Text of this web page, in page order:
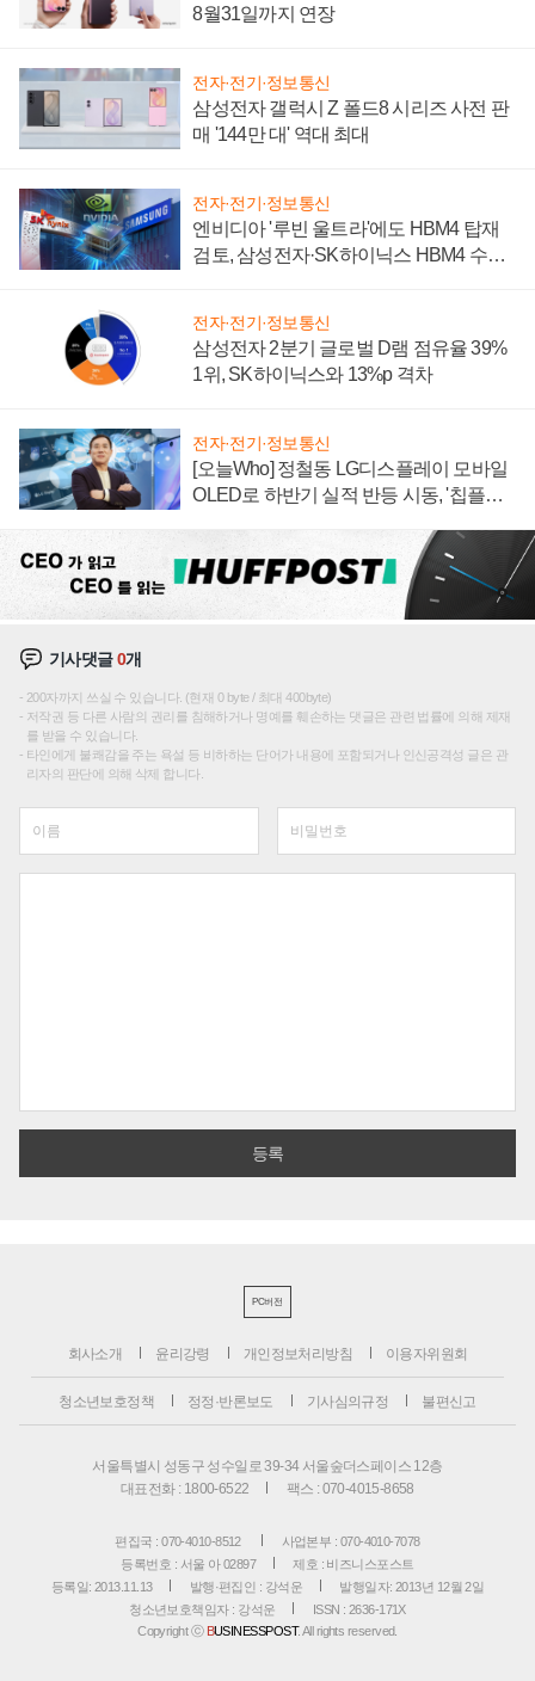
8월31일까지 연장
전자·전기·정보통신
삼성전자 갤럭시 Z 폴드8 시리즈 사전 판
매 '144만 대' 역대 최대
전자·전기·정보통신
엔비디아 '루빈 울트라'에도 HBM4 탑재
검토, 삼성전자·SK하이닉스 HBM4 수율
전자·전기·정보통신
삼성전자 2분기 글로벌 D램 점유율 39%
1위, SK하이닉스와 13%p 격차
전자·전기·정보통신
[오늘Who] 정철동 LG디스플레이 모바일
OLED로 하반기 실적 반등 시동, '칩플레
기사댓글0개
200자까지 쓰실 수 있습니다. (현재 0 byte / 최대 400byte)
저작권 등 다른 사람의 권리를 침해하거나 명예를 훼손하는 댓글은 관련 법률에 의해 제재
를 받을 수 있습니다.
타인에게 불쾌감을 주는 욕설 등 비하하는 단어가 내용에 포함되거나 인신공격성 글은 관
리자의 판단에 의해 삭제 합니다.
PC버전
회사소개 윤리강령 개인정보처리방침 이용자위원회
청소년보호정책 정정·반론보도 기사심의규정 불편신고
서울특별시 성동구 성수일로 39-34 서울숲더스페이스 12층
대표전화 : 1800-6522
팩스 : 070-4015-8658
편집국 : 070-4010-8512
사업본부 : 070-4010-7078
등록번호 : 서울 아 02897
제호 : 비즈니스포스트
등록일: 2013.11.13
발행·편집인 : 강석운
발행일자: 2013년 12월 2일
청소년보호책임자 : 강석운
ISSN : 2636-171X
Copyright ⓒ BUSINESSPOST. All rights reserved.